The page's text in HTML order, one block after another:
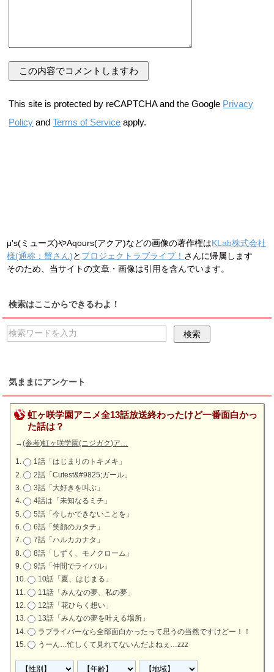
This site is protected by reCAPTCHA and the Google Privacy
Policy andTerms of Service apply.
μ's(ミューズ)やAqours(アクア)などの画像の著作権はKLab株式会社
様(通称：蟹さん)と プロジェクトラブライブ！ さんに帰属します
そのため、当サイトの文章・画像は引用を含んでいます。
検索はここからできるわよ！
気ままにアンケート
虹ヶ咲学園アニメ全13話放送終わったけど一番面白かっ
た話は？
→(参考)虹ヶ咲学園(ニジガク)ア…
1話「はじまりのトキメキ」
2話「Cutest&#9825;ガール」
3話「大好きを叫ぶ」
4話は「未知なるミチ」
5話「今しかできないことを」
6話「笑顔のカタチ」
7話「ハルカカナタ」
8話「しずく、モノクローム」
9話「仲間でライバル」
10話「夏、はじまる」
11話「みんなの夢、私の夢」
12話「花ひらく想い」
13話「みんなの夢を叶える場所」
ラブライバーなら全部面白かったって思うの当然ですけどー！！
うーん…忙しくて見れてないんだよねぇ…zzz